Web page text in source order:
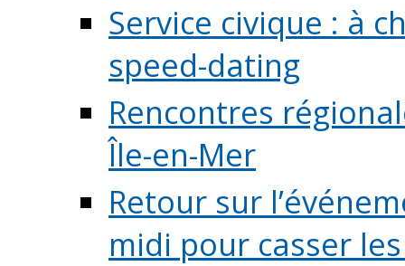
Service civique : à
speed-dating
Rencontres
Île-en-Mer
Retour sur
midi pour casser les